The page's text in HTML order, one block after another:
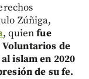
Zúñiga,
, quienfue
de
islam en 2020
de su fe.